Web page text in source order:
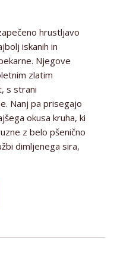
hrustljavo
iskanih in
Njegove
zlatim
s strani
Nanj pa prisegajo
okusa kruha, ki
z belo pšenično
dimljenega sira,